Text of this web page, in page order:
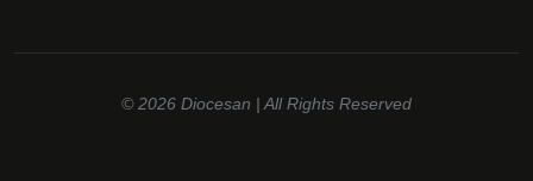
© 2026 Diocesan | All Rights Reserved